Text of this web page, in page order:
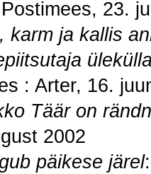
23.
karm ja kallis
: Arter, 16.
Täär on
2002
päikese järel